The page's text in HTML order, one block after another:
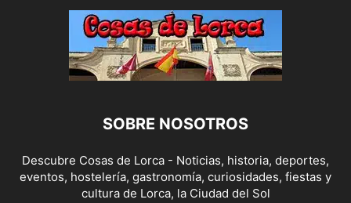
SOBRE NOSOTROS
Descubre Cosas de Lorca - Noticias, historia, deportes,
eventos, hostelería, gastronomía, curiosidades, fiestas y
cultura de Lorca, la Ciudad del Sol